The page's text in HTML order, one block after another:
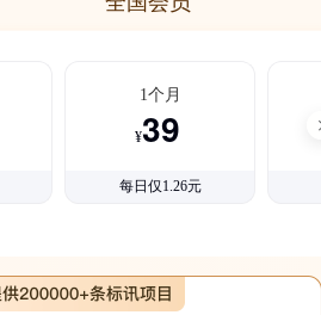
1个月
¥39
每日仅1.26元